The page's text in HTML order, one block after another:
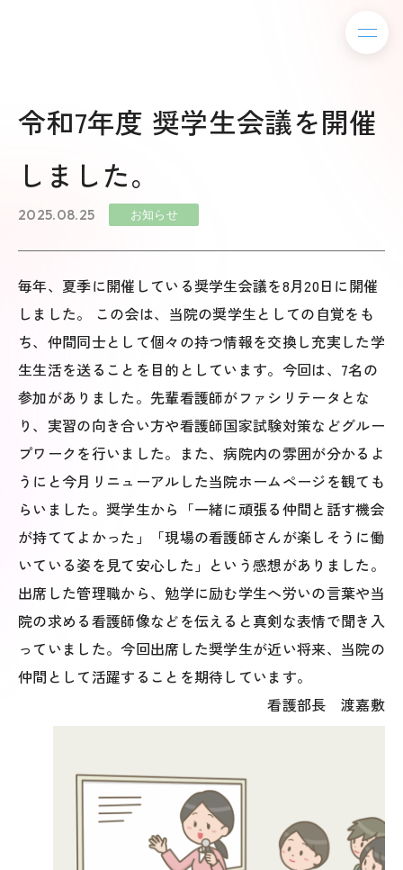
令和7年度 奨学生会議を開催
しました。
2025.08.25 お知らせ
毎年、夏季に開催している奨学生会議を8月20日に開催
しました。 この会は、当院の奨学生としての自覚をも
ち、仲間同士として個々の持つ情報を交換し充実した学
生生活を送ることを目的としています。今回は、7名の
参加がありました。先輩看護師がファシリテータとな
り、実習の向き合い方や看護師国家試験対策などグルー
プワークを行いました。また、病院内の雰囲が分かるよ
うにと今月リニューアルした当院ホームページを観ても
らいました。奨学生から「一緒に頑張る仲間と話す機会
が持ててよかった」「現場の看護師さんが楽しそうに働
いている姿を見て安心した」という感想がありました。
出席した管理職から、勉学に励む学生へ労いの言葉や当
院の求める看護師像などを伝えると真剣な表情で聞き入
っていました。今回出席した奨学生が近い将来、当院の
仲間として活躍することを期待しています。
看護部長 渡嘉敷